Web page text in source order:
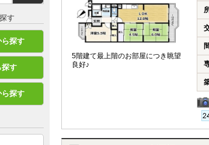
5階建て最上階のお部屋につき眺望
良好♪
す
ら探す
探す
ら探す